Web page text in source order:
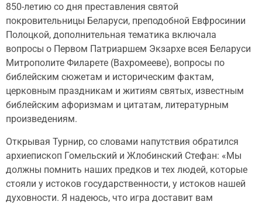
850-летию со дня преставления святой
покровительницы Беларуси, преподобной Евфросинии
Полоцкой, дополнительная тематика включала
вопросы о Первом Патриаршем Экзархе всея Беларуси
Митрополите Филарете (Вахромееве), вопросы по
библейским сюжетам и историческим фактам,
церковным праздникам и житиям святых, известным
библейским афоризмам и цитатам, литературным
произведениям.
Открывая Турнир, со словами напутствия обратился
архиепископ Гомельский и Жлобинский Стефан: «Мы
должны помнить наших предков и тех людей, которые
стояли у истоков государственности, у истоков нашей
духовности. Я надеюсь, что игра доставит вам